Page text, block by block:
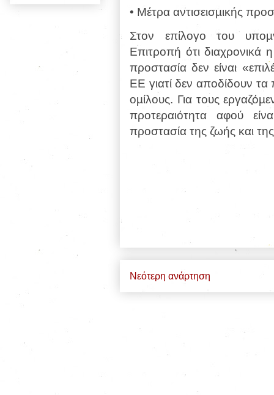
• Μέτρα αντισεισµικής
Στον επίλογο του
Επιτροπή ότι διαχρονικά
προστασία δεν είναι
ΕΕ γιατί δεν αποδίδουν
οµίλους. Για τους
προτεραιότητα αφού
προστασία της ζωής και
Νεότερη ανάρτηση